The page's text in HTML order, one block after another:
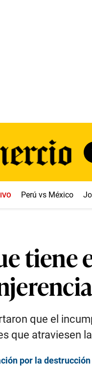
Perú vs México
tiene
que el
que atraviesen
por la